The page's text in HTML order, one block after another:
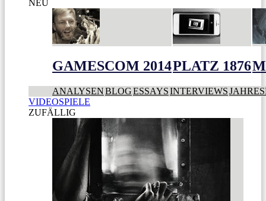
NEU
GAMESCOM 2014PLATZ 1876
ANALYSENBLOGESSAYSINTERVIEWS
VIDEOSPIELE
ZUFÄLLIG